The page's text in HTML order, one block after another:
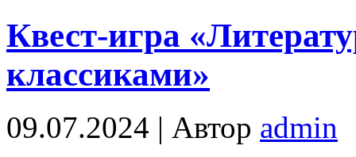
Квест-игра
классиками»
09.07.2024 | Автор admin